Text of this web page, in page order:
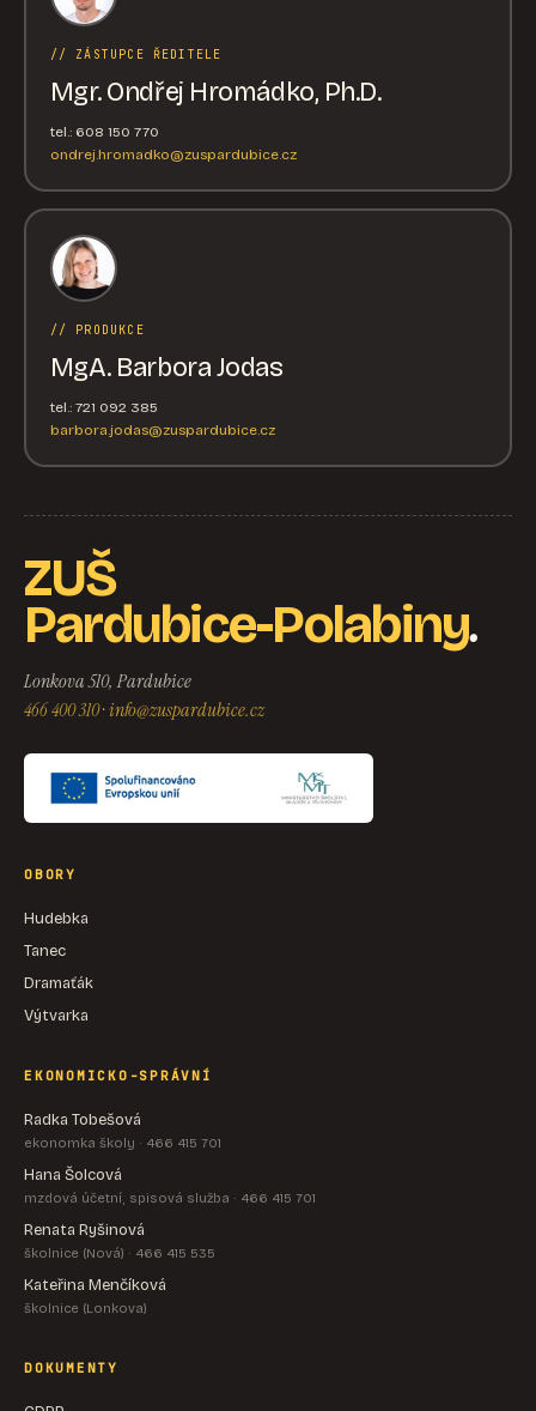
// ZÁSTUPCE ŘEDITELE
Mgr. Ondřej Hromádko, Ph.D.
tel.: 608 150 770
ondrej.hromadko@zuspardubice.cz
// PRODUKCE
MgA. Barbora Jodas
tel.: 721 092 385
barbora.jodas@zuspardubice.cz
ZUŠ
Pardubice-Polabiny.
Lonkova 510, Pardubice
466 400 310·info@zuspardubice.cz
OBORY
Hudebka
Tanec
Dramaťák
Výtvarka
EKONOMICKO-SPRÁVNÍ
Radka Tobešová
ekonomka školy · 466 415 701
Hana Šolcová
mzdová účetní, spisová služba · 466 415 701
Renata Ryšinová
školnice (Nová) · 466 415 535
Kateřina Menčíková
školnice (Lonkova)
DOKUMENTY